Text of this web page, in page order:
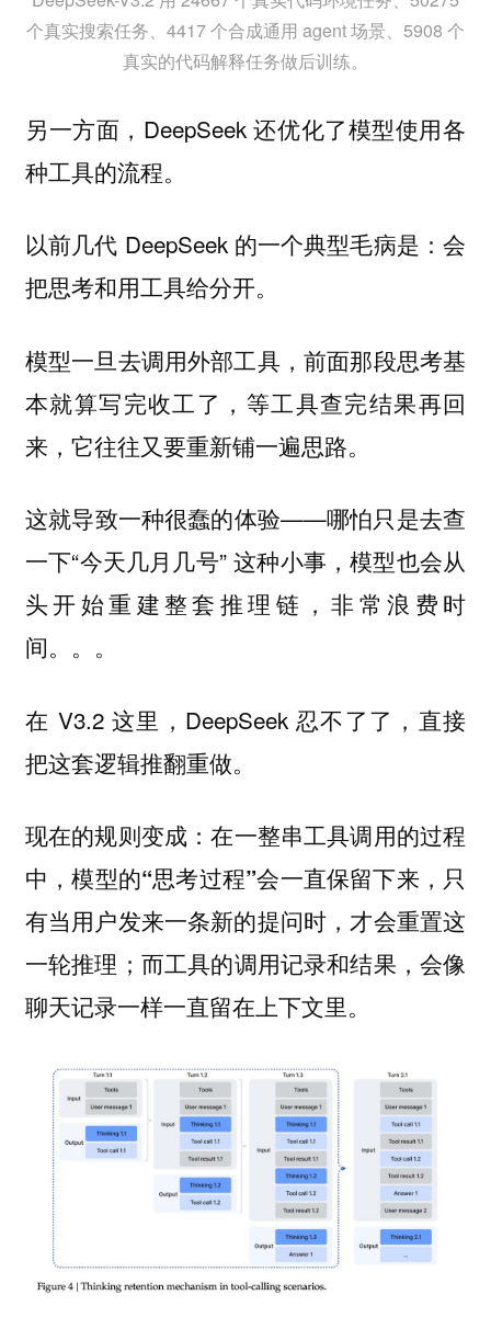
个真实搜索任务、4417 个合成通用 agent 场景、5908 个
真实的代码解释任务做后训练。
另一方面，DeepSeek 还优化了模型使用各
种工具的流程。
以前几代 DeepSeek 的一个典型毛病是：会
把思考和用工具给分开。
模型一旦去调用外部工具，前面那段思考基
本就算写完收工了，等工具查完结果再回
来，它往往又要重新铺一遍思路。
这就导致一种很蠢的体验——哪怕只是去查
一下“今天几月几号” 这种小事，模型也会从
头开始重建整套推理链，非常浪费时
间。。。
在 V3.2 这里，DeepSeek 忍不了了，直接
把这套逻辑推翻重做。
现在的规则变成：在一整串工具调用的过程
中，模型的“思考过程”会一直保留下来，只
有当用户发来一条新的提问时，才会重置这
一轮推理；而工具的调用记录和结果，会像
聊天记录一样一直留在上下文里。